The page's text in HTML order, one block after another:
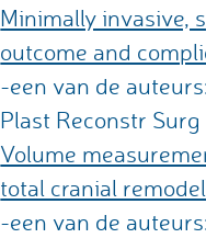
Minimally invasive,
outcome and
-een van de
Plast Reconstr
Volume
total cranial
-een van de